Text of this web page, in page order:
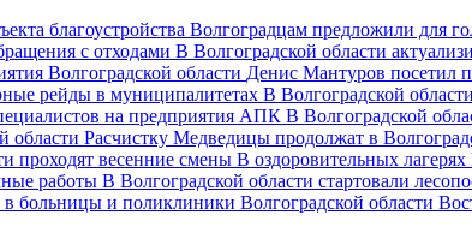
Волгоградцам предложили для
В Волгоградской области
Денис Мантуров посетил
В Волгоградской
В Волгоградской
Расчистку Медведицы продолжат в
В оздоровительных
В Волгоградской области стартовали